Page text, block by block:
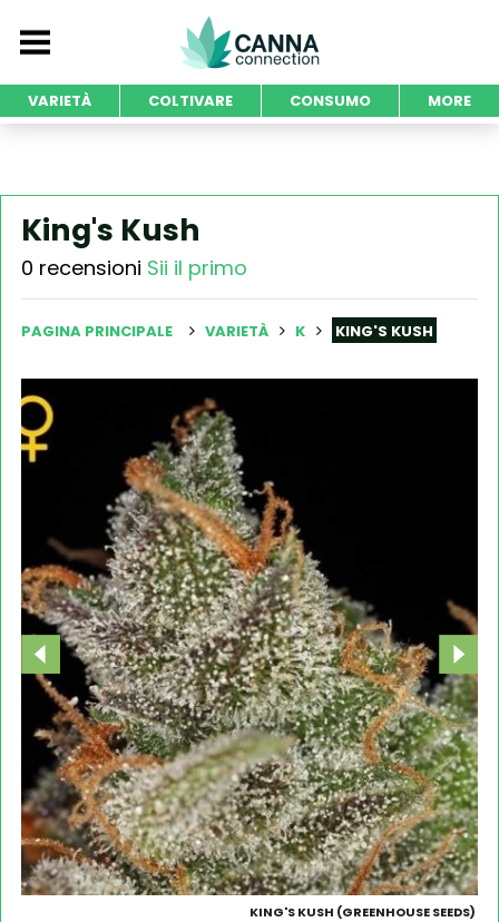
VARIETÀ COLTIVARE CONSUMO MORE
King's Kush
0 recensioni Sii il primo
PAGINA PRINCIPALE VARIETÀ K KING'S KUSH
KING'S KUSH (GREENHOUSE SEEDS)